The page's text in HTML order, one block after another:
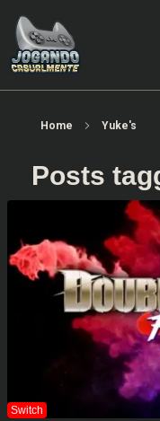
Home Yuke's
Posts